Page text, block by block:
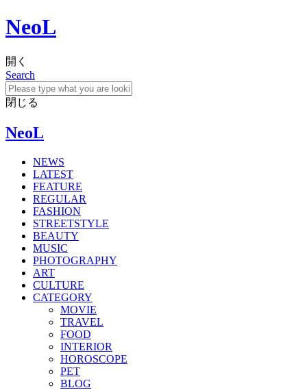
NeoL
開く
Search
閉じる
NeoL
NEWS
LATEST
FEATURE
REGULAR
FASHION
STREETSTYLE
BEAUTY
MUSIC
PHOTOGRAPHY
ART
CULTURE
CATEGORY
MOVIE
TRAVEL
FOOD
INTERIOR
HOROSCOPE
PET
BLOG